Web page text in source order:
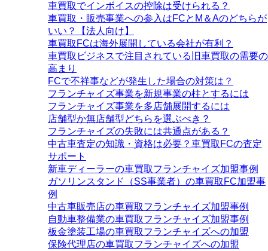
車買取でインボイスの控除は受けられる？
車買取・販売事業への参入はFCとM＆Aのどちらが
いい？【法人向け】
車買取FCは海外展開している会社が有利？
車買取ビジネスで注目されている旧車買取の需要の
高まり
FCで不祥事などが発生した場合の対策は？
フランチャイズ事業を新規事業の柱とするには
フランチャイズ事業を多店舗展開するには
店舗型か無店舗型どちらを選ぶべき？
フランチャイズの失敗には共通点がある？
中古車査定の知識・資格は必要？車買取FCの査定
サポート
新車ディーラーの車買取フランチャイズ加盟事例
ガソリンスタンド（SS事業者）の車買取FC加盟事
例
中古車販売店の車買取フランチャイズ加盟事例
自動車整備業の車買取フランチャイズ加盟事例
板金塗装工場の車買取フランチャイズへの加盟
保険代理店の車買取フランチャイズへの加盟